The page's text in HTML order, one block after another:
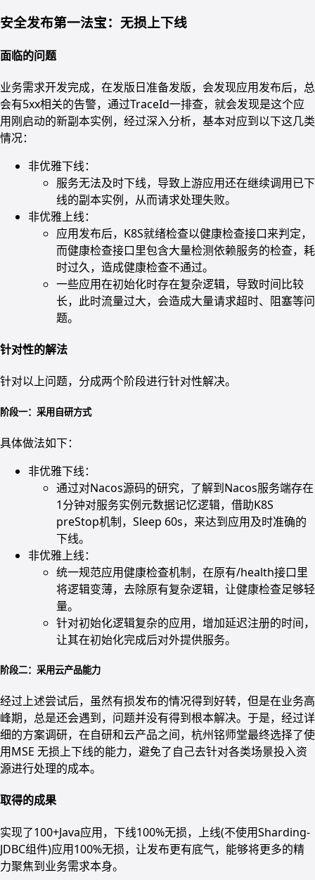
安全发布第一法宝：无损上下线
面临的问题
业务需求开发完成，在发版日准备发版，会发现应用发布后，总
会有5xx相关的告警，通过TraceId一排查，就会发现是这个应
用刚启动的新副本实例，经过深入分析，基本对应到以下这几类
情况：
非优雅下线：
服务无法及时下线，导致上游应用还在继续调用已下
线的副本实例，从而请求处理失败。
非优雅上线：
应用发布后，K8S就绪检查以健康检查接口来判定，
而健康检查接口里包含大量检测依赖服务的检查，耗
时过久，造成健康检查不通过。
一些应用在初始化时存在复杂逻辑，导致时间比较
长，此时流量过大，会造成大量请求超时、阻塞等问
题。
针对性的解法
针对以上问题，分成两个阶段进行针对性解决。
阶段一：采用自研方式
具体做法如下：
非优雅下线：
通过对Nacos源码的研究，了解到Nacos服务端存在
1分钟对服务实例元数据记忆逻辑，借助K8S
preStop机制，Sleep 60s，来达到应用及时准确的
下线。
非优雅上线：
统一规范应用健康检查机制，在原有/health接口里
将逻辑变薄，去除原有复杂逻辑，让健康检查足够轻
量。
针对初始化逻辑复杂的应用，增加延迟注册的时间，
让其在初始化完成后对外提供服务。
阶段二：采用云产品能力
经过上述尝试后，虽然有损发布的情况得到好转，但是在业务高
峰期，总是还会遇到，问题并没有得到根本解决。于是，经过详
细的方案调研，在自研和云产品之间，杭州铭师堂最终选择了使
用MSE 无损上下线的能力，避免了自己去针对各类场景投入资
源进行处理的成本。
取得的成果
实现了100+Java应用，下线100%无损，上线(不使用Sharding-
JDBC组件)应用100%无损，让发布更有底气，能够将更多的精
力聚焦到业务需求本身。